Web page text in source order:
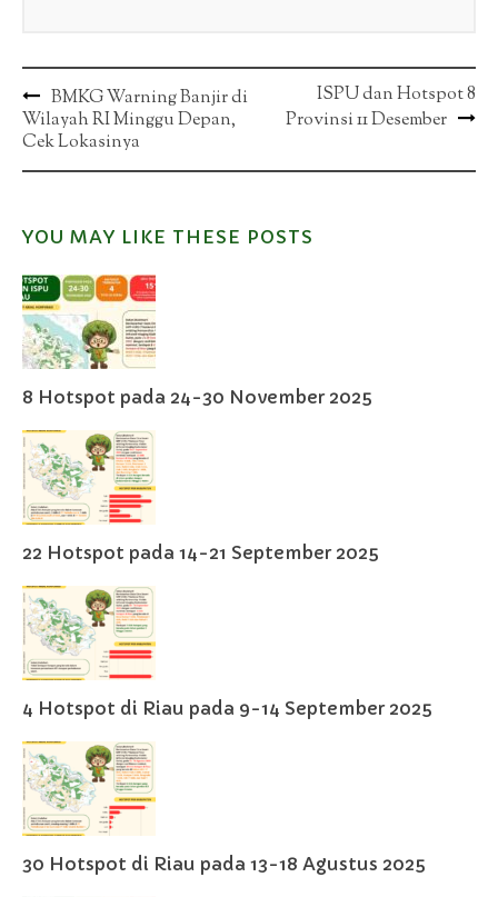
Post
navigation
BMKG Warning Banjir di
Wilayah RI Minggu Depan,
Cek Lokasinya
ISPU dan Hotspot 8
Provinsi 11 Desember
YOU MAY LIKE THESE POSTS
8 Hotspot pada 24-30 November 2025
22 Hotspot pada 14-21 September 2025
4 Hotspot di Riau pada 9-14 September 2025
30 Hotspot di Riau pada 13-18 Agustus 2025